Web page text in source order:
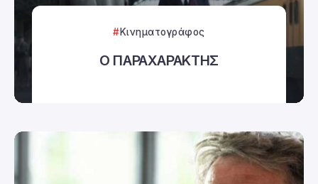
Κινηματογράφος
Ο ΠΑΡΑΧΑΡΑΚΤΗΣ